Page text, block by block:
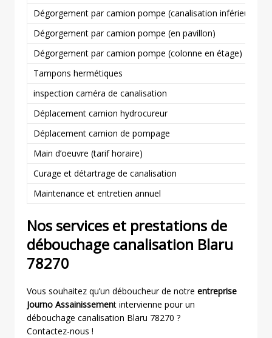
Dégorgement par camion pompe (canalisation inférieure ou
Dégorgement par camion pompe (en pavillon)
Dégorgement par camion pompe (colonne en étage)
Tampons hermétiques
inspection caméra de canalisation
Déplacement camion hydrocureur
Déplacement camion de pompage
Main d’oeuvre (tarif horaire)
Curage et détartrage de canalisation
Maintenance et entretien annuel
Nos services et prestations de
débouchage canalisation Blaru
78270
Vous souhaitez qu’un déboucheur de notre entreprise
Journo Assainissement intervienne pour un
débouchage canalisation Blaru 78270 ?
Contactez-nous !